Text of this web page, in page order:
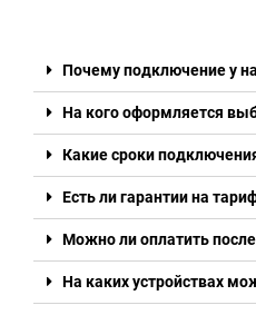
Почему подключение у
На кого оформляется
Какие сроки
Есть ли гарантии на
Можно ли оплатить
На каких устройствах